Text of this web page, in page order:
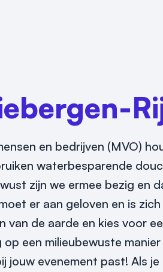
en bedrijven (MVO)
waterbesparende
zijn we ermee bezig en
er aan geloven en is
de aarde en kies voor
een milieubewuste
evenement past! Als